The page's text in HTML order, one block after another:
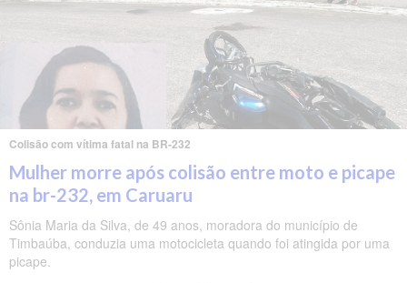
Colisão com vítima fatal na BR-232
Mulher morre após colisão entre moto e picape
na br-232, em Caruaru
Sônia Maria da Silva, de 49 anos, moradora do município de
Timbaúba, conduzia uma motocicleta quando foi atingida por uma
picape.